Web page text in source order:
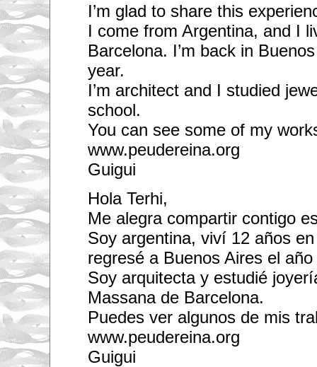
I’m glad to share this
I come from Argentina, and I
Barcelona. I’m back in
year.
I’m architect and I studied
school.
You can see some of my
www.peudereina.org
Guigui
Hola Terhi,
Me alegra compartir contigo
Soy argentina, viví 12 años
regresé a Buenos Aires el
Soy arquitecta y estudié
Massana de Barcelona.
Puedes ver algunos de mis
www.peudereina.org
Guigui